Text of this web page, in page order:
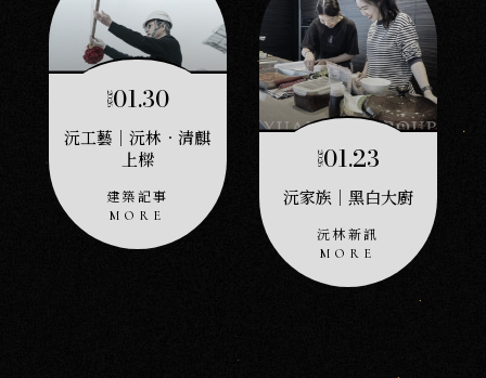
202601.30
沅工藝｜沅林．清麒
上樑
建築記事
202601.23
沅家族｜黑白大廚
沅林新訊